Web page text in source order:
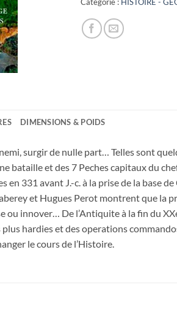
DIMENSIONS & POIDS
surgir de nulle part… Telles sont
bataille et des 7 Peches capitaux du
en 331 avant J.-c. à la prise de la base
et Hugues Perot montrent que la
ou innover… De l’Antiquite à la fin du
hardies et des operations
le cours de l’Histoire.